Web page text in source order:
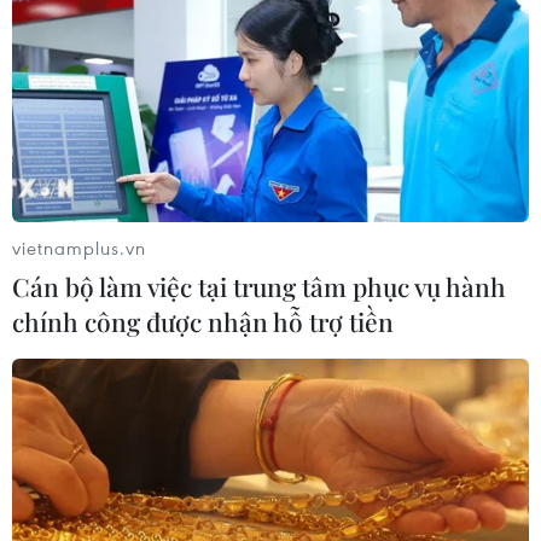
TIN LIÊN QUAN
vietnamplus.vn
Cán bộ làm việc tại trung tâm phục vụ hành
chính công được nhận hỗ trợ tiền